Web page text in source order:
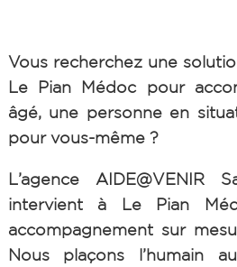
Vous recherchez une
Le Pian Médoc pour
âgé, une personne en
pour vous-même ?
L’agence AIDE@VENIR
intervient à Le Pian
accompagnement sur
Nous plaçons l’humain